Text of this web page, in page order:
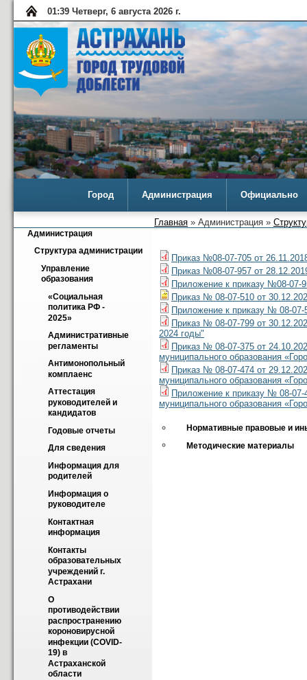
01:39 Четверг, 6 августа 2026 г.
Город Администрация Официально
Главная » Администрация »
Администрация
Структура администрации
Управление
образования
«Социальная
политика РФ -
2025»
Административные
регламенты
Антимонопольный
комплаенс
Аттестация
руководителей и
кандидатов
Годовые отчеты
Для сведения
Информация для
родителей
Информация о
руководителе
Контактная
информация
Контакты
образовательных
учреждений г.
Астрахани
О
противодействии
распространению
короновирусной
инфекции (COVID-
19) в
Астраханской
области
Приказ №08-07-705 от
Приказ №08-07-957 от
Приложение к приказу №08-07-
Приказ № 08-07-510 от
Приложение к приказу № 08-
Приказ № 08-07-799 от
2024 годы"
Приказ № 08-07-375 от
муниципального образования
Приказ № 08-07-474 от
муниципального образования
Приложение к приказу № 08-07-
муниципального образования
Нормативные правовые и
Методические материалы